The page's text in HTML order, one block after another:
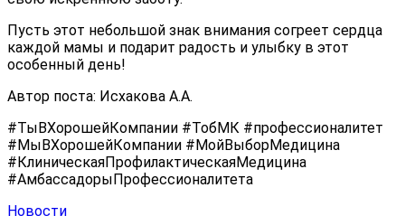
Пусть этот небольшой знак внимания согреет сердца
каждой мамы и подарит радость и улыбку в этот
особенный день!
Автор поста: Исхакова А.А.
#ТыВХорошейКомпании #ТобМК #профессионалитет
#МыВХорошейКомпании #МойВыборМедицина
#КлиническаяПрофилактическаяМедицина
#АмбассадорыПрофессионалитета
Новости